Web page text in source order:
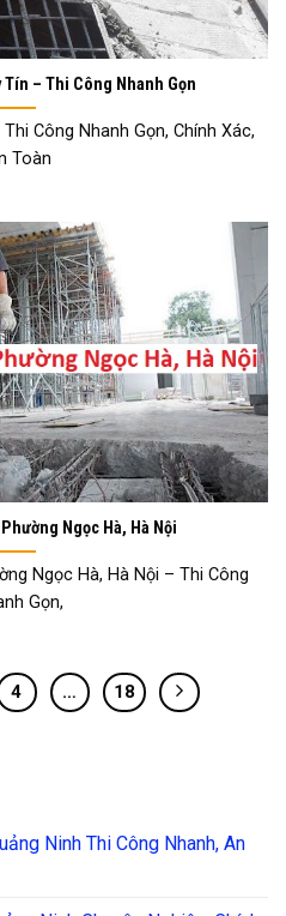
Tín – Thi Công Nhanh Gọn
Công Nhanh Gọn, Chính Xác,
Toàn
Ngọc Hà, Hà Nội
Ngọc Hà, Hà Nội – Thi Công
Gọn,
4 … 18
Ninh Thi Công Nhanh, An